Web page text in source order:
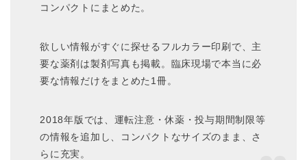
コンパクトにまとめた。
欲しい情報がすぐに探せるフルカラー印刷で、主
要な薬剤は製剤写真も掲載。臨床現場で本当に必
要な情報だけをまとめた1冊。
2018年版では、運転注意・休薬・投与期間制限等
の情報を追加し、コンパクトなサイズのまま、さ
らに充実。